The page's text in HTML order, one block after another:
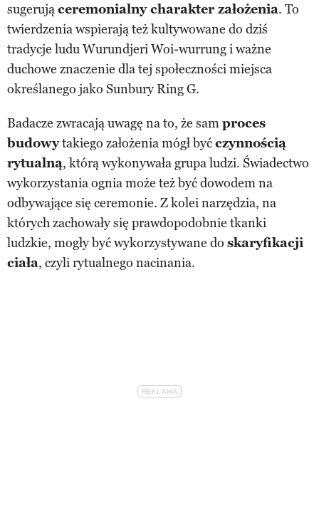
sugerująceremonialny charakter założenia. To
twierdzenia wspierają też kultywowane do dziś
tradycje ludu Wurundjeri Woi-wurrung i ważne
duchowe znaczenie dla tej społeczności miejsca
określanego jako Sunbury Ring G.
Badacze zwracają uwagę na to, że samproces
budowytakiego założenia mógł byćczynnością
rytualną, którą wykonywała grupa ludzi. Świadectwo
wykorzystania ognia może też być dowodem na
odbywające się ceremonie. Z kolei narzędzia, na
których zachowały się prawdopodobnie tkanki
ludzkie, mogły być wykorzystywane do skaryfikacji
ciała, czyli rytualnego nacinania.